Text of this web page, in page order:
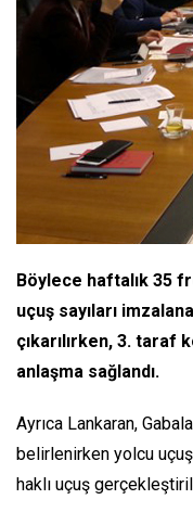
Böylece haftalık 35
uçuş sayıları
çıkarılırken, 3. taraf
anlaşma sağlandı.
Ayrıca Lankaran,
belirlenirken yolcu
haklı uçuş